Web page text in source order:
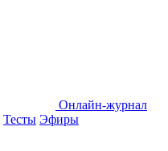
Онлайн-журнал
Тесты Эфиры